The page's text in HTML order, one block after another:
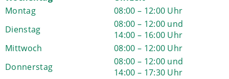
Montag
08:00 – 12:00 Uhr
Dienstag
08:00 – 12:00 und
14:00 – 16:00 Uhr
Mittwoch
08:00 – 12:00 Uhr
Donnerstag
08:00 – 12:00 und
14:00 – 17:30 Uhr